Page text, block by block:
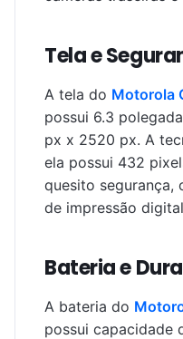
Tela e
A tela do Motorola
possui 6.3
px x 2520 px. A
ela possui 432
quesito segurança,
de impressão
Bateria e
A bateria do
possui capacidade